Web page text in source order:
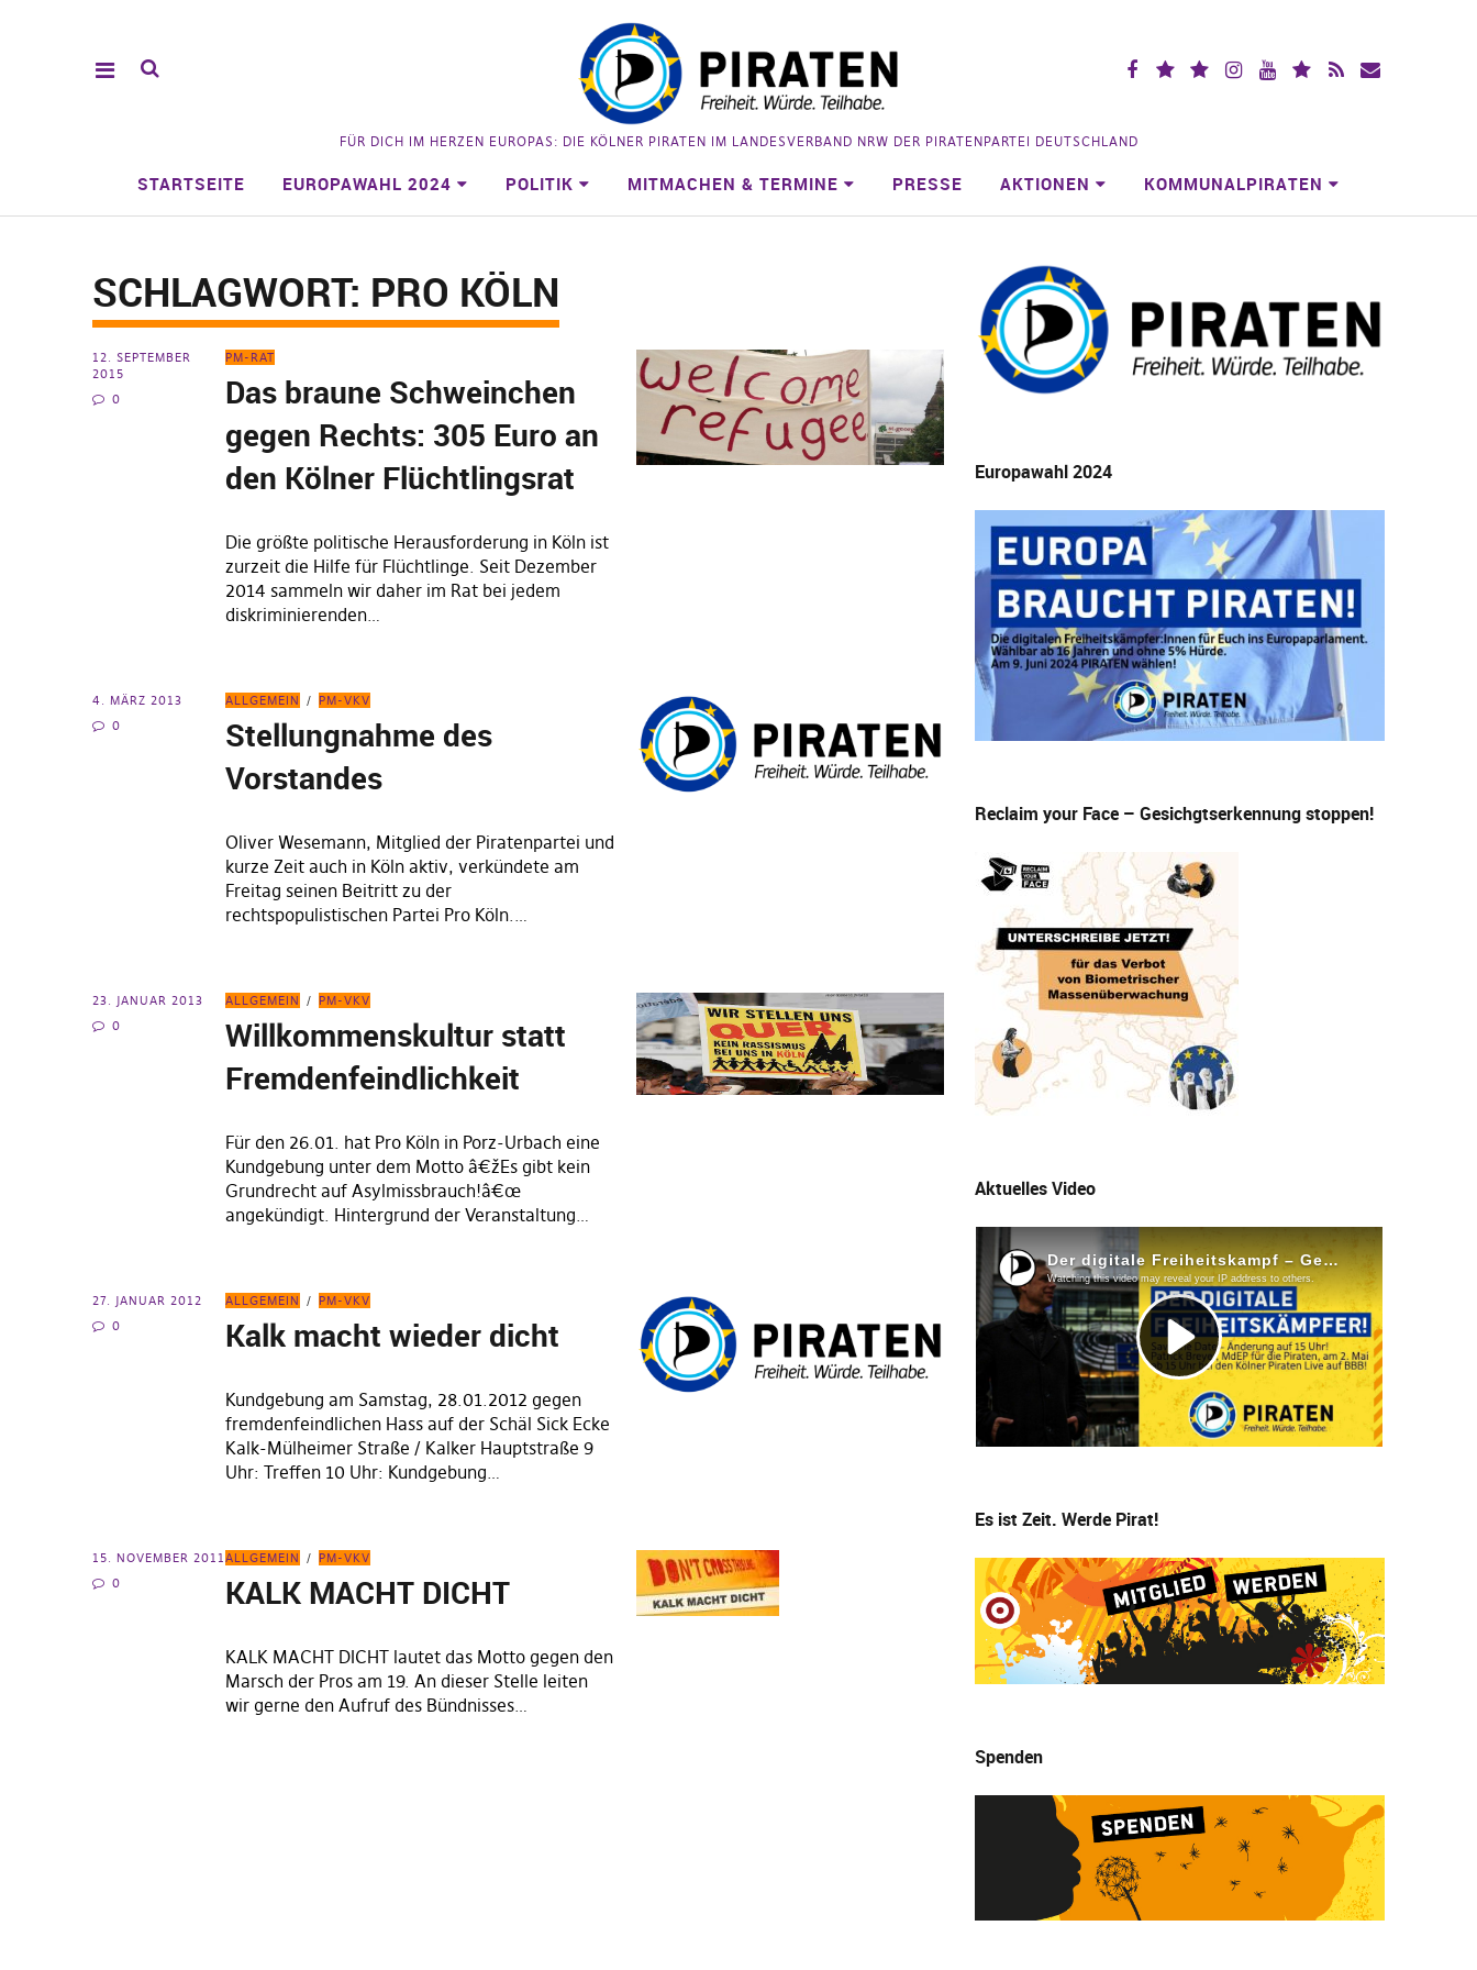
FÜR DICH IM HERZEN EUROPAS: DIE KÖLNER PIRATEN IM LANDESVERBAND NRW DER PIRATENPARTEI DEUTSCHLAND
STARTSEITE EUROPAWAHL 2024 POLITIK MITMACHEN & TERMINE PRESSE AKTIONEN KOMMUNALPIRATEN
SCHLAGWORT: PRO KÖLN
12. SEPTEMBER
2015
0
PM-RAT
Das braune Schweinchen
gegen Rechts: 305 Euro an
den Kölner Flüchtlingsrat
Die größte politische Herausforderung in Köln ist
zurzeit die Hilfe für Flüchtlinge. Seit Dezember
2014 sammeln wir daher im Rat bei jedem
diskriminierenden…
4. MÄRZ 2013
0
ALLGEMEIN PM-VKV
Stellungnahme des
Vorstandes
Oliver Wesemann, Mitglied der Piratenpartei und
kurze Zeit auch in Köln aktiv, verkündete am
Freitag seinen Beitritt zu der
rechtspopulistischen Partei Pro Köln.…
23. JANUAR 2013
0
ALLGEMEIN PM-VKV
Willkommenskultur statt
Fremdenfeindlichkeit
Für den 26.01. hat Pro Köln in Porz-Urbach eine
Kundgebung unter dem Motto â€žEs gibt kein
Grundrecht auf Asylmissbrauch!â€œ
angekündigt. Hintergrund der Veranstaltung…
27. JANUAR 2012
0
ALLGEMEIN PM-VKV
Kalk macht wieder dicht
Kundgebung am Samstag, 28.01.2012 gegen
fremdenfeindlichen Hass auf der Schäl Sick Ecke
Kalk-Mülheimer Straße / Kalker Hauptstraße 9
Uhr: Treffen 10 Uhr: Kundgebung…
15. NOVEMBER 2011
0
ALLGEMEIN PM-VKV
KALK MACHT DICHT
KALK MACHT DICHT lautet das Motto gegen den
Marsch der Pros am 19. An dieser Stelle leiten
wir gerne den Aufruf des Bündnisses…
Europawahl 2024
Reclaim your Face – Gesichgtserkennung stoppen!
Aktuelles Video
Es ist Zeit. Werde Pirat!
Spenden